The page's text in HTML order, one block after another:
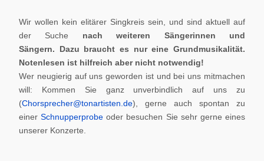
Wir wollen kein elitärer Singkreis sein, und sind aktuell auf
der Suche nach weiteren Sängerinnen und
Sängern. Dazu braucht es nur eine Grundmusikalität.
Notenlesen ist hilfreich aber nicht notwendig!
Wer neugierig auf uns geworden ist und bei uns mitmachen
will: Kommen Sie ganz unverbindlich auf uns zu
(Chorsprecher@tonartisten.de), gerne auch spontan zu
einerSchnupperprobe oder besuchen Sie sehr gerne eines
unserer Konzerte.